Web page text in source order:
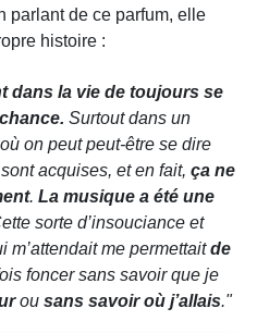
parlant de ce parfum, elle
histoire :
dans la vie de toujours se
Surtout dans un
où on peut peut-être se dire
acquises, et en fait, ça ne
. La musique a été une
sorte d’insouciance et
m’attendait me permettaitde
foncer sans savoir que je
ou sans savoir où j’allais."